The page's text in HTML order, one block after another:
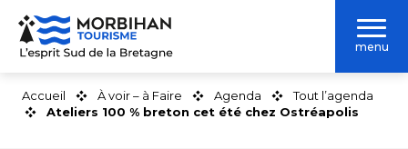
Aller
contenu
menu
Accueil À voir – à Faire Agenda
Tout l’agenda
Ateliers 100 % breton cet été chez Ostréapolis